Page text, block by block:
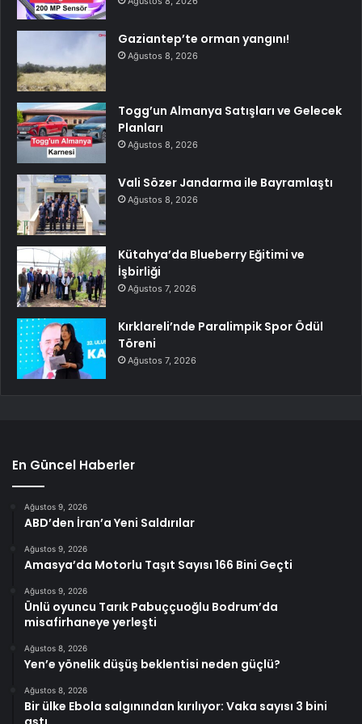
Gaziantep’te orman yangını!
Ağustos 8, 2026
Togg’un Almanya Satışları ve Gelecek
Planları
Ağustos 8, 2026
Vali Sözer Jandarma ile Bayramlaştı
Ağustos 8, 2026
Kütahya’da Blueberry Eğitimi ve
İşbirliği
Ağustos 7, 2026
Kırklareli’nde Paralimpik Spor Ödül
Töreni
Ağustos 7, 2026
En Güncel Haberler
Ağustos 9, 2026
ABD’den İran’a Yeni Saldırılar
Ağustos 9, 2026
Amasya’da Motorlu Taşıt Sayısı 166 Bini Geçti
Ağustos 9, 2026
Ünlü oyuncu Tarık Pabuççuoğlu Bodrum’da
misafirhaneye yerleşti
Ağustos 8, 2026
Yen’e yönelik düşüş beklentisi neden güçlü?
Ağustos 8, 2026
Bir ülke Ebola salgınından kırılıyor: Vaka sayısı 3 bini